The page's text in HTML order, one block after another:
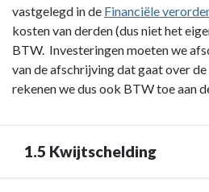
navigatie
Lokale
Kostendekking
vastgelegd in de Financiële
kosten van derden (dus niet het
BTW. Investeringen moeten we
van de afschrijving dat gaat over
rekenen we dus ook BTW toe aan
1.5 Kwijtschelding